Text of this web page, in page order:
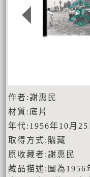
作者:謝惠民
材質:底片
年代:1956年10月25
取得方式:購藏
原收藏者:謝惠民
藏品描述:圖為1956